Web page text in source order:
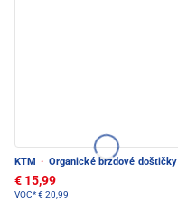
KTM · Organické brzdové doštičky
€ 15,99
VOC*€ 20,99